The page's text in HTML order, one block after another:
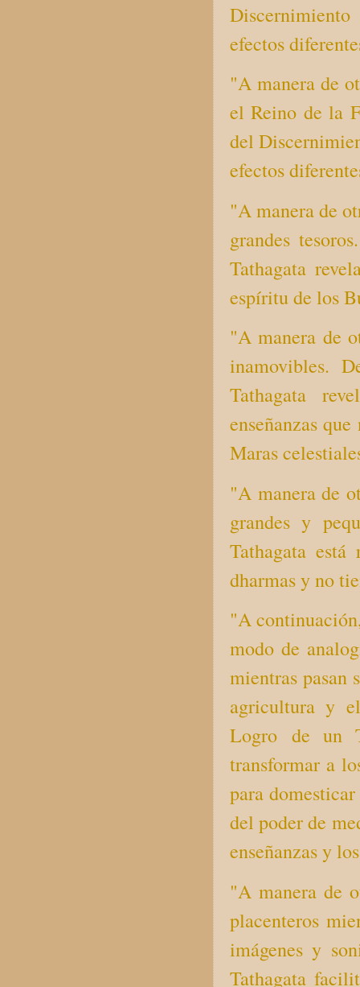
Discernimiento
efectos
"A manera de
el Reino de la
del
efectos
"A manera de
grandes
Tathagata
espíritu de los
"A manera de
inamovibles.
Tathagata
enseñanzas
Maras
"A manera de
grandes y
Tathagata
dharmas y no
"A
modo de
mientras pasan
agricultura y
Logro de un
transformar a
para
del poder de
enseñanzas y
"A manera de
placenteros
imágenes y
Tathagata